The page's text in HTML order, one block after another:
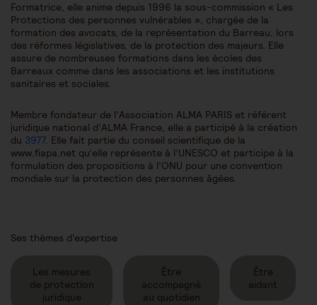
Formatrice, elle anime depuis 1996 la sous-commission « Les
Protections des personnes vulnérables », chargée de la
formation des avocats, de la représentation du Barreau, lors
des réformes législatives, de la protection des majeurs. Elle
assure de nombreuses formations dans les écoles des
Barreaux comme dans les associations et les institutions
sanitaires et sociales.
Membre fondateur de l’Association ALMA PARIS et référent
juridique national d’ALMA France, elle a participé à la création
du 3977. Elle fait partie du conseil scientifique de la
www.fiapa.net qu’elle représente à l’UNESCO et participe à la
formulation des propositions à l’ONU pour une convention
mondiale sur la protection des personnes âgées.
Ses thèmes d'expertise
Les mesures
de protection
juridique
Être
accompagné
au quotidien
Être
aidant